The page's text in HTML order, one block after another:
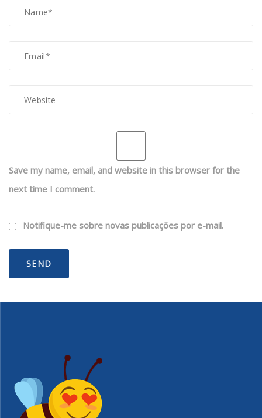
Save my name, email, and website in this browser for the
next time I comment.
Notifique-me sobre novas publicações por e-mail.